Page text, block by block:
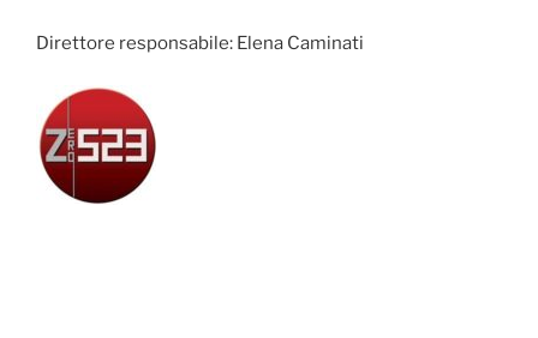
Direttore responsabile: Elena Caminati